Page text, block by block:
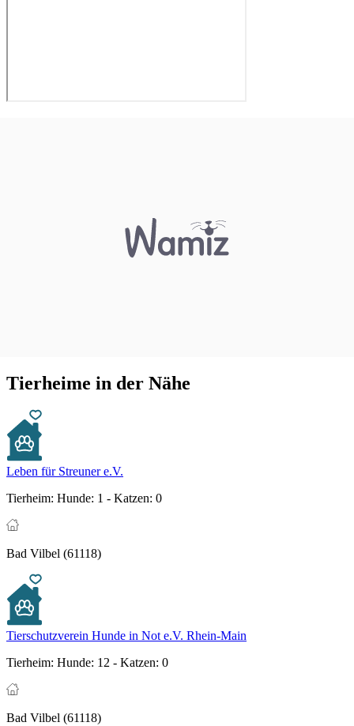
Tierheime in der Nähe
Leben für Streuner e.V.
Tierheim: Hunde: 1 - Katzen: 0
Bad Vilbel (61118)
Tierschutzverein Hunde in Not e.V. Rhein-Main
Tierheim: Hunde: 12 - Katzen: 0
Bad Vilbel (61118)